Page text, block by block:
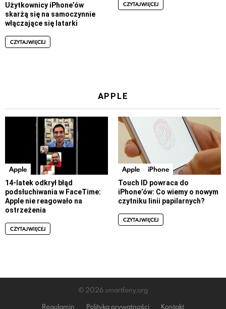
Użytkownicy iPhone’ów
skarżą się na samoczynnie
włączające się latarki
CZYTAJ WIĘCEJ
CZYTAJ WIĘCEJ
APPLE
Apple
14-latek odkrył błąd
podsłuchiwania w FaceTime:
Apple nie reagowało na
ostrzeżenia
CZYTAJ WIĘCEJ
Apple iPhone
Touch ID powraca do
iPhone’ów: Co wiemy o nowym
czytniku linii papilarnych?
CZYTAJ WIĘCEJ
© 2026 smartfony.org
Regulamin
Polityka prywatności Kontakt